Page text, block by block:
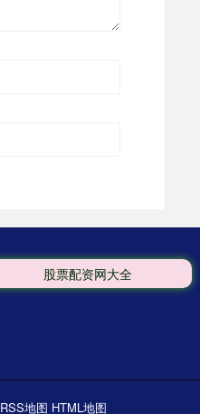
股票配资网大全
RSS地图 HTML地图